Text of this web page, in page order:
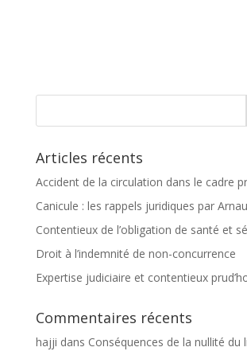
Articles récents
Accident de la circulation dans le cadre
Canicule : les rappels juridiques par
Contentieux de l’obligation de santé et
Droit à l’indemnité de non-concurrence
Expertise judiciaire et contentieux
Commentaires récents
hajji dans Conséquences de la nullité du